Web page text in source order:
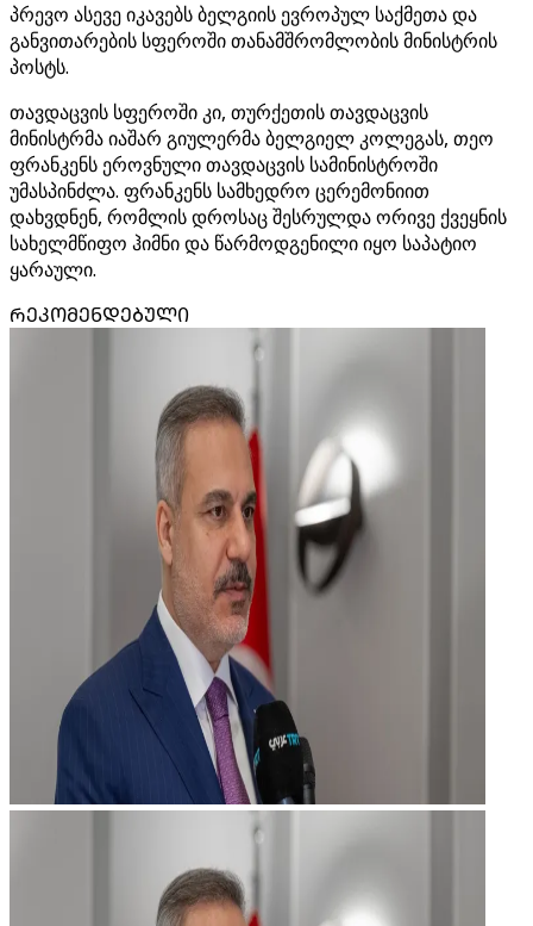
პრევო ასევე იკავებს ბელგიის ევროპულ საქმეთა და
განვითარების სფეროში თანამშრომლობის მინისტრის
პოსტს.
თავდაცვის სფეროში კი, თურქეთის თავდაცვის
მინისტრმა იაშარ გიულერმა ბელგიელ კოლეგას, თეო
ფრანკენს ეროვნული თავდაცვის სამინისტროში
უმასპინძლა. ფრანკენს სამხედრო ცერემონიით
დახვდნენ, რომლის დროსაც შესრულდა ორივე ქვეყნის
სახელმწიფო ჰიმნი და წარმოდგენილი იყო საპატიო
ყარაული.
ᲠᲔᲙᲝᲛᲔᲜᲓᲔᲑᲣᲚᲘ